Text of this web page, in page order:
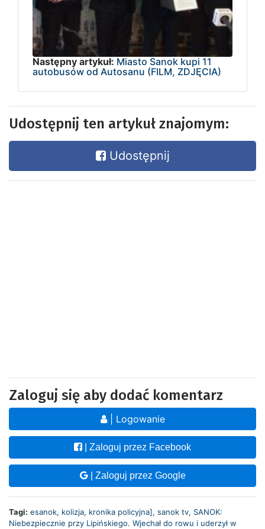
Następny artykuł: Miasto Sanok kupi 11
autobusów od Autosanu (FILM, ZDJĘCIA)
Udostępnij ten artykuł znajomym:
Udostępnij
Zaloguj się aby dodać komentarz
| Logowanie
| Zaloguj przez Facebook
| Zaloguj przez Google
Tagi: esanok, kolizja, kronika policyjna], sanok tv, SANOK:
Niebezpiecznie przy Lipińskiego. Wjechał do rowu i uderzył w